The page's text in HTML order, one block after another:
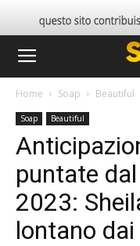
Home Soap Beautiful
Soap Beautiful
puntate
2023:
lontano